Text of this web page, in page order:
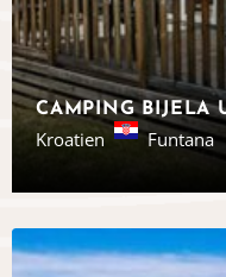
Kroatien Funtana